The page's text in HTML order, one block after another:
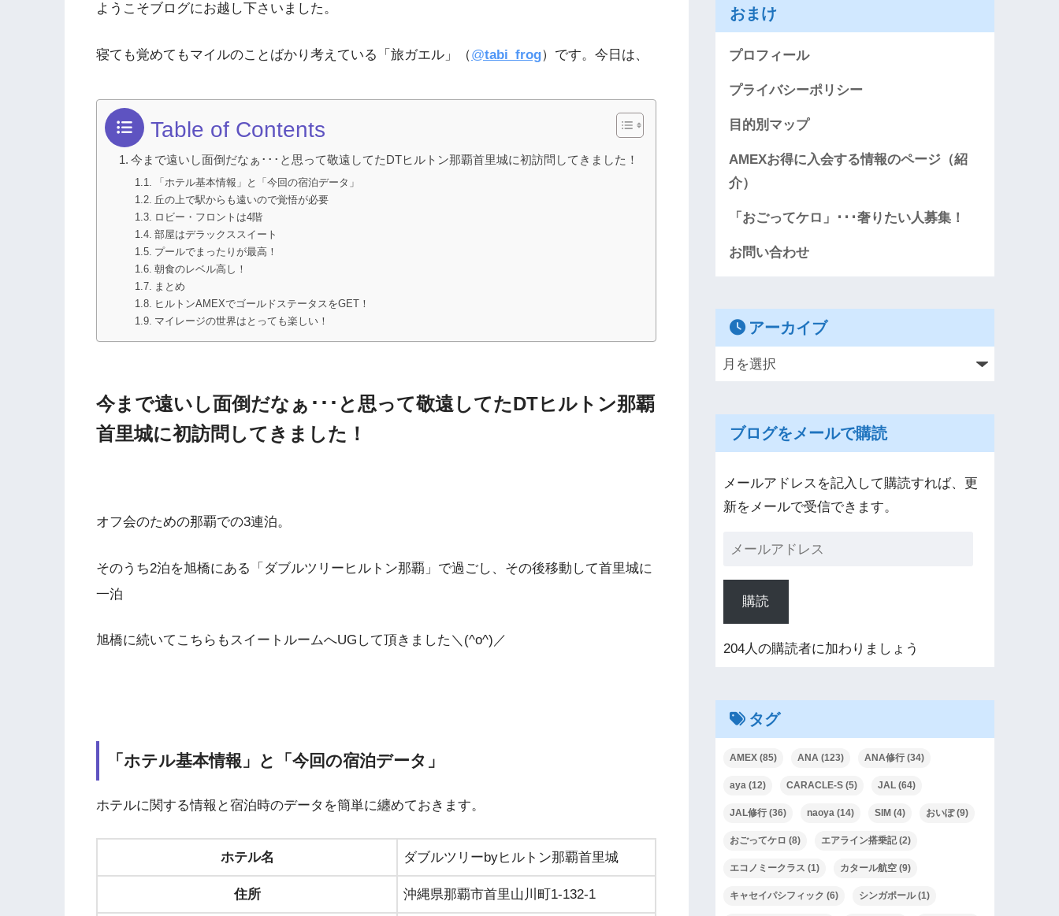
ようこそブログにお越し下さいました。
寝ても覚めてもマイルのことばかり考えている「旅ガエル」（@tabi_frog）です。今日は、
Table of Contents
今まで遠いし面倒だなぁ･･･と思って敬遠してたDTヒルトン那覇首里城に初訪問してきました！
「ホテル基本情報」と「今回の宿泊データ」
丘の上で駅からも遠いので覚悟が必要
ロビー・フロントは4階
部屋はデラックススイート
プールでまったりが最高！
朝食のレベル高し！
まとめ
ヒルトンAMEXでゴールドステータスをGET！
マイレージの世界はとっても楽しい！
今まで遠いし面倒だなぁ･･･と思って敬遠してたDTヒルトン那覇
首里城に初訪問してきました！
オフ会のための那覇での3連泊。
そのうち2泊を旭橋にある「ダブルツリーヒルトン那覇」で過ごし、その後移動して首里城に
一泊
旭橋に続いてこちらもスイートルームへUGして頂きました＼(^o^)／
「ホテル基本情報」と「今回の宿泊データ」
ホテルに関する情報と宿泊時のデータを簡単に纏めておきます。
ホテル名 ダブルツリーbyヒルトン那覇首里城
住所 沖縄県那覇市首里山川町1-132-1
おまけ
プロフィール
プライバシーポリシー
目的別マップ
AMEXお得に入会する情報のページ（紹
介）
「おごってケロ」･･･奢りたい人募集！
お問い合わせ
アーカイブ
ブログをメールで購読
メールアドレスを記入して購読すれば、更
新をメールで受信できます。
購読
204人の購読者に加わりましょう
タグ
AMEX (85) ANA (123) ANA修行 (34)
aya (12) CARACLE-S (5) JAL (64)
JAL修行 (36) naoya (14) SIM (4) おいぽ(9)
おごってケロ (8) エアライン搭乗記(2)
エコノミークラス (1) カタール航空 (9)
キャセイパシフィック (6) シンガポール(1)